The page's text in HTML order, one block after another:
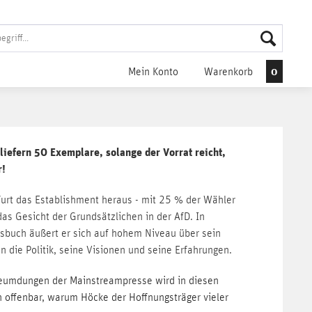
Mein Konto Warenkorb 0
50 Exemplare, solange der Vorrat reicht,
das Establishment heraus - mit 25 % der Wähler
Gesicht der Grundsätzlichen in der AfD. In
äußert er sich auf hohem Niveau über sein
die Politik, seine Visionen und seine Erfahrungen.
der Mainstreampresse wird in diesen
offenbar, warum Höcke der Hoffnungsträger vieler